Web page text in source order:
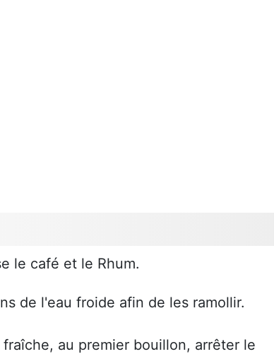
le café et le Rhum.
de l'eau froide afin de les ramollir.
au premier bouillon, arrêter le